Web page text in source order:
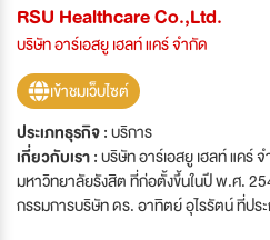
RSU Healthcare Co.,Ltd.
บริษัท อาร์เอสยู เฮลท์ แคร์ จำกัด
เข้าชมเว็บไซต์
ประเภทธุรกิจ :บริการ
เกี่ยวกับเรา :บริษัท อาร์เอสยู เฮลท์ แคร์
มหาวิทยาลัยรังสิต ที่ก่อตั้งขึ้นในปี พ.ศ.
กรรมการบริษัท ดร. อาทิตย์ อุไรรัตน์ ที่ปร